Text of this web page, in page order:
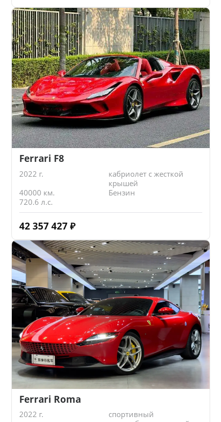
Ferrari F8
2022 г.
кабриолет с жесткой
крышей
40000 км.
Бензин
720.6 л.с.
42 357 427 ₽
Ferrari Roma
2022 г.
спортивный